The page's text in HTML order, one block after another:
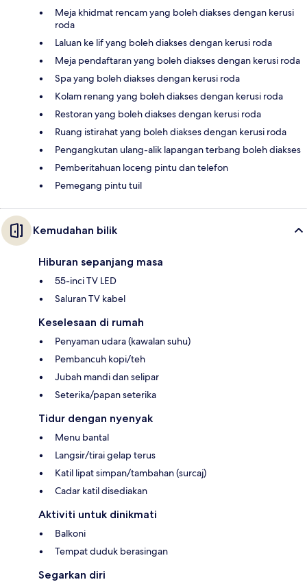
Meja khidmat rencam yang boleh diakses dengan kerusi
roda
Laluan ke lif yang boleh diakses dengan kerusi roda
Meja pendaftaran yang boleh diakses dengan kerusi roda
Spa yang boleh diakses dengan kerusi roda
Kolam renang yang boleh diakses dengan kerusi roda
Restoran yang boleh diakses dengan kerusi roda
Ruang istirahat yang boleh diakses dengan kerusi roda
Pengangkutan ulang-alik lapangan terbang boleh diakses
Pemberitahuan loceng pintu dan telefon
Pemegang pintu tuil
Kemudahan bilik
Hiburan sepanjang masa
55-inci TV LED
Saluran TV kabel
Keselesaan di rumah
Penyaman udara (kawalan suhu)
Pembancuh kopi/teh
Jubah mandi dan selipar
Seterika/papan seterika
Tidur dengan nyenyak
Menu bantal
Langsir/tirai gelap terus
Katil lipat simpan/tambahan (surcaj)
Cadar katil disediakan
Aktiviti untuk dinikmati
Balkoni
Tempat duduk berasingan
Segarkan diri